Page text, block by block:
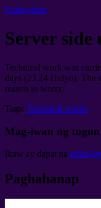
Kalawakan
Server side
Technical work was
days (23,24 Hulyo). The
reason to worry.
Tags: Technical works
Mag-iwan ng tugon
Ikaw ay dapat na naka-
Paghahanap